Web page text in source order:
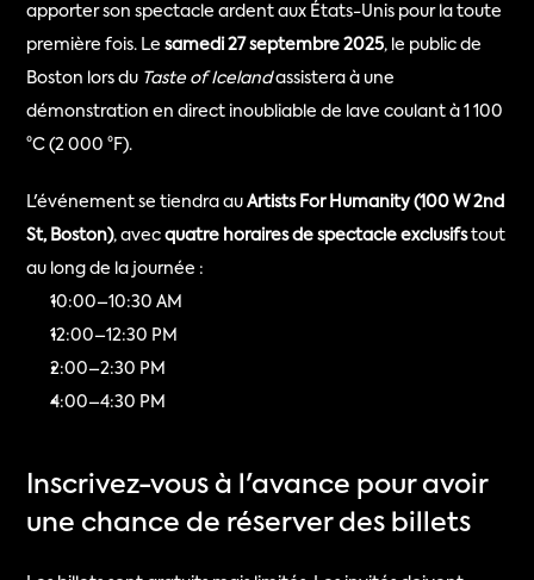
apporter son spectacle ardent aux États-Unis pour la toute
première fois. Le samedi 27 septembre 2025, le public de
Boston lors du Taste of Iceland assistera à une
démonstration en direct inoubliable de lave coulant à 1 100
°C (2 000 °F).
L'événement se tiendra au Artists For Humanity (100 W 2nd
St, Boston), avec quatre horaires de spectacle exclusifs tout
au long de la journée :
10:00–10:30 AM
12:00–12:30 PM
2:00–2:30 PM
4:00–4:30 PM
Inscrivez-vous à l'avance pour avoir
une chance de réserver des billets